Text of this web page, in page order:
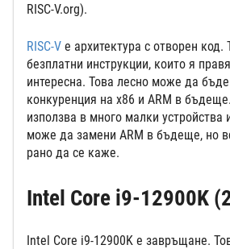
RISC-V.org).
RISC-V е архитектура с отворен
безплатни инструкции, които я
интересна. Това лесно може да
конкуренция на x86 и ARM в
използва в много малки устройства
може да замени ARM в бъдеще, но
рано да се каже.
Intel Core i9-12900K
Intel Core i9-12900K е завръщане.